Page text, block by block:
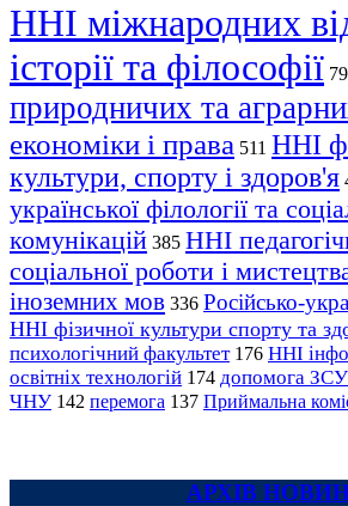
ННІ міжнародних
історії та філософії
природничих та
економіки і права 511 ННІ
культури, спорту і здоров'я
української філології та
комунікацій 385 ННІ
соціальної роботи і
іноземних мов 336 Російсько-
ННІ фізичної культури спорту та
психологічний факультет 176 ННІ
освітніх технологій 174 допомога ЗСУ
ЧНУ 142 перемога 137 Приймальна
АРХІВ